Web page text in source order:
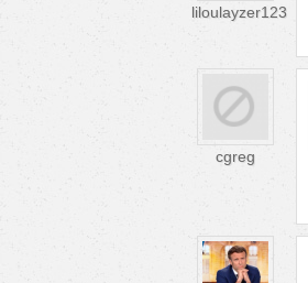
liloulayzer123
cgreg